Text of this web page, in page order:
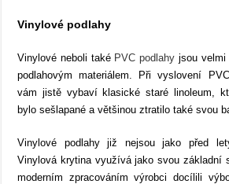
Vinylové podlahy
Vinylové neboli takéPVC podlahy jsou velmi
podlahovým materiálem. Při vyslovení
vám jistě vybaví klasické staré linoleum,
bylo sešlapané a většinou ztratilo také svou
Vinylové podlahy již nejsou jako před
Vinylová krytina využívá jako svou základní
moderním zpracováním výrobci docílili